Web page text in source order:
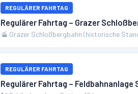
REGULÄRER FAHRTAG
Regulärer Fahrtag – Grazer
🚡 Grazer Schloßbergbahn (historische
REGULÄRER FAHRTAG
Regulärer Fahrtag – Feldbahnanlage